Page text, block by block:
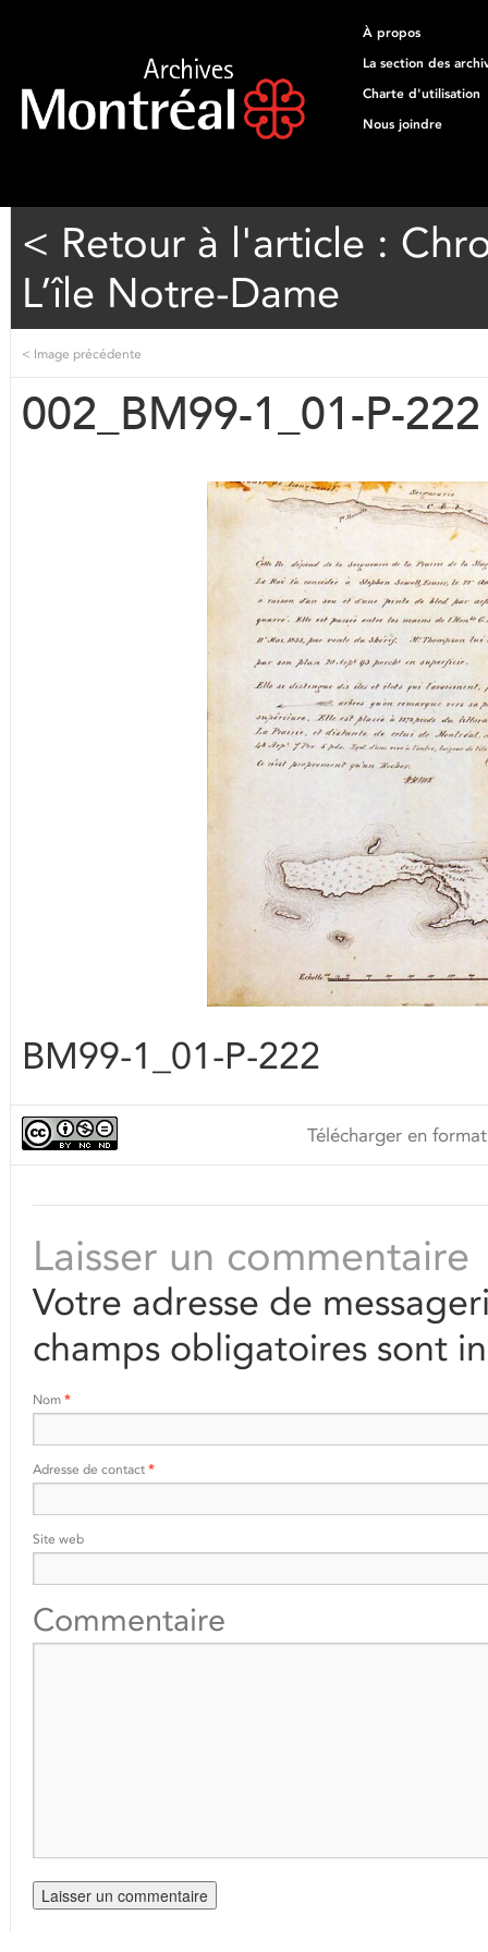
À propos
La section des
Charte d'utilisation
Nous joindre
< Retour à l'article :
L’île Notre-Dame
< Image précédente
002_BM99-1_01-P-222
BM99-1_01-P-222
Télécharger en
Laisser un commentaire
Votre adresse de
champs obligatoires sont
Nom *
Adresse de contact *
Site web
Commentaire